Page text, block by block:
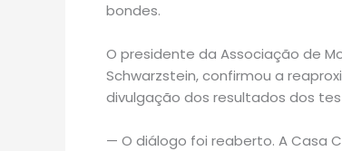
bondes.
O presidente da Associação de
Schwarzstein, confirmou a
divulgação dos resultados dos
— O diálogo foi reaberto. A Casa